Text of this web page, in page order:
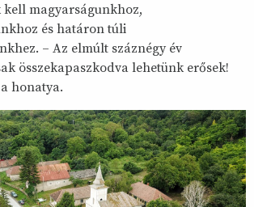
magyarságunkhoz,
és határon túli
– Az elmúlt száznégy év
összekapaszkodva lehetünk erősek!
honatya.